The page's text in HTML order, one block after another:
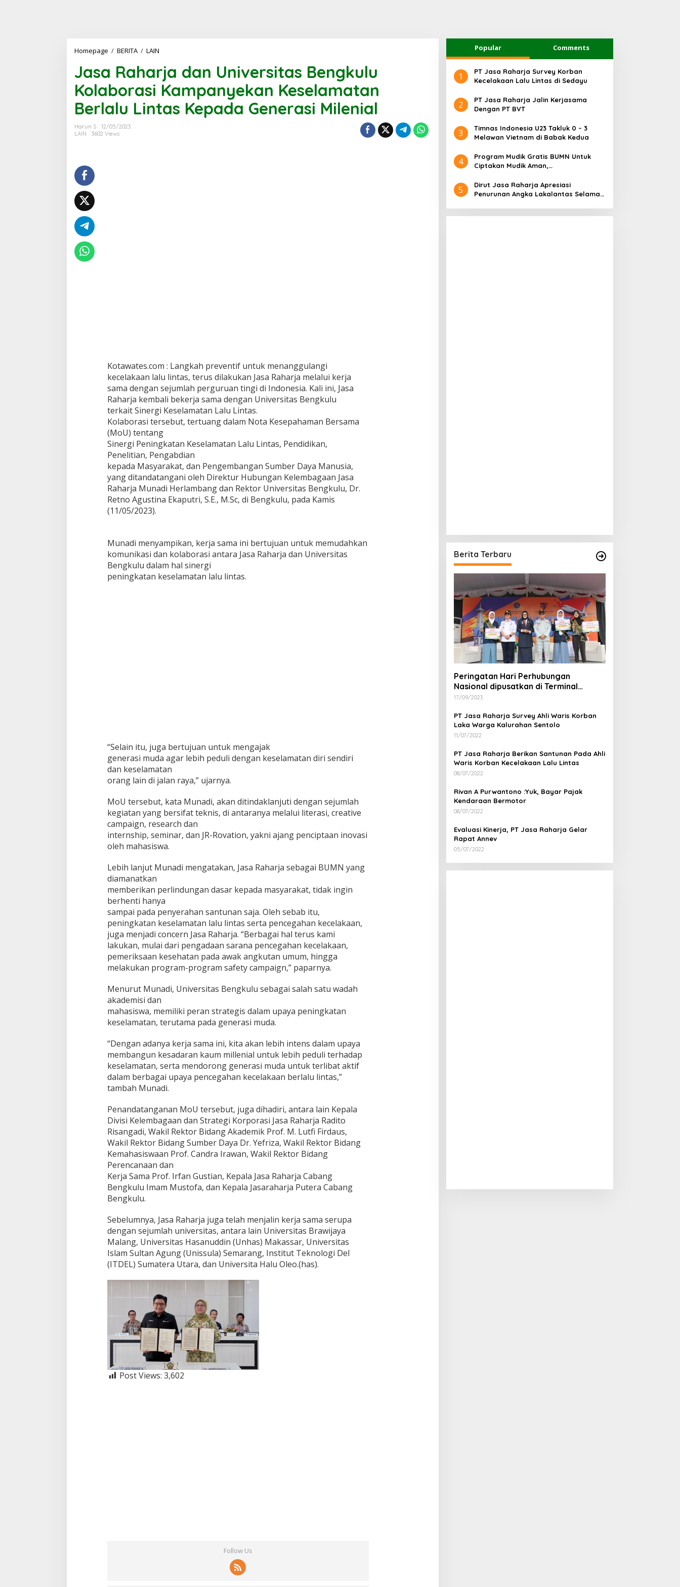
Homepage / BERITA / LAIN
dan
Universitas
Bengkulu
Kolaborasi
Kampanyekan
Keselamatan
Jasa Raharja dan Universitas Bengkulu
Kolaborasi Kampanyekan Keselamatan
Berlalu Lintas Kepada Generasi Milenial
Harun S
12/05/2023
LAIN
3602 Views
Kotawates.com : Langkah preventif untuk menanggulangi
kecelakaan lalu lintas, terus dilakukan Jasa Raharja melalui kerja
sama dengan sejumlah perguruan tingi di Indonesia. Kali ini, Jasa
Raharja kembali bekerja sama dengan Universitas Bengkulu
terkait Sinergi Keselamatan Lalu Lintas.
Kolaborasi tersebut, tertuang dalam Nota Kesepahaman Bersama
(MoU) tentang
Sinergi Peningkatan Keselamatan Lalu Lintas, Pendidikan,
Penelitian, Pengabdian
kepada Masyarakat, dan Pengembangan Sumber Daya Manusia,
yang ditandatangani oleh Direktur Hubungan Kelembagaan Jasa
Raharja Munadi Herlambang dan Rektor Universitas Bengkulu, Dr.
Retno Agustina Ekaputri, S.E., M.Sc, di Bengkulu, pada Kamis
(11/05/2023).
Munadi menyampikan, kerja sama ini bertujuan untuk memudahkan
komunikasi dan kolaborasi antara Jasa Raharja dan Universitas
Bengkulu dalam hal sinergi
peningkatan keselamatan lalu lintas.
“Selain itu, juga bertujuan untuk mengajak
generasi muda agar lebih peduli dengan keselamatan diri sendiri
dan keselamatan
orang lain di jalan raya,” ujarnya.
MoU tersebut, kata Munadi, akan ditindaklanjuti dengan sejumlah
kegiatan yang bersifat teknis, di antaranya melalui literasi, creative
campaign, research dan
internship, seminar, dan JR-Rovation, yakni ajang penciptaan inovasi
oleh mahasiswa.
Lebih lanjut Munadi mengatakan, Jasa Raharja sebagai BUMN yang
diamanatkan
memberikan perlindungan dasar kepada masyarakat, tidak ingin
berhenti hanya
sampai pada penyerahan santunan saja. Oleh sebab itu,
peningkatan keselamatan lalu lintas serta pencegahan kecelakaan,
juga menjadi concern Jasa Raharja. “Berbagai hal terus kami
lakukan, mulai dari pengadaan sarana pencegahan kecelakaan,
pemeriksaan kesehatan pada awak angkutan umum, hingga
melakukan program-program safety campaign,” paparnya.
Menurut Munadi, Universitas Bengkulu sebagai salah satu wadah
akademisi dan
mahasiswa, memiliki peran strategis dalam upaya peningkatan
keselamatan, terutama pada generasi muda.
“Dengan adanya kerja sama ini, kita akan lebih intens dalam upaya
membangun kesadaran kaum millenial untuk lebih peduli terhadap
keselamatan, serta mendorong generasi muda untuk terlibat aktif
dalam berbagai upaya pencegahan kecelakaan berlalu lintas,”
tambah Munadi.
Penandatanganan MoU tersebut, juga dihadiri, antara lain Kepala
Divisi Kelembagaan dan Strategi Korporasi Jasa Raharja Radito
Risangadi, Wakil Rektor Bidang Akademik Prof. M. Lutfi Firdaus,
Wakil Rektor Bidang Sumber Daya Dr. Yefriza, Wakil Rektor Bidang
Kemahasiswaan Prof. Candra Irawan, Wakil Rektor Bidang
Perencanaan dan
Kerja Sama Prof. Irfan Gustian, Kepala Jasa Raharja Cabang
Bengkulu Imam Mustofa, dan Kepala Jasaraharja Putera Cabang
Bengkulu.
Sebelumnya, Jasa Raharja juga telah menjalin kerja sama serupa
dengan sejumlah universitas, antara lain Universitas Brawijaya
Malang, Universitas Hasanuddin (Unhas) Makassar, Universitas
Islam Sultan Agung (Unissula) Semarang, Institut Teknologi Del
(ITDEL) Sumatera Utara, dan Universita Halu Oleo.(has).
Post Views: 3,602
Follow Us
Popular Comments
1
PT Jasa Raharja Survey Korban
Kecelakaan Lalu Lintas di Sedayu
2
PT Jasa Raharja Jalin Kerjasama
Dengan PT BVT
3
Timnas Indonesia U23 Takluk 0 – 3
Melawan Vietnam di Babak Kedua
4
Program Mudik Gratis BUMN Untuk
Ciptakan Mudik Aman,
5
Dirut Jasa Raharja Apresiasi
Penurunan Angka Lakalantas Selama
Berita Terbaru
Peringatan Hari Perhubungan
Nasional dipusatkan di Terminal
Wates Kulon Progo
17/09/2023
PT Jasa Raharja Survey Ahli Waris Korban
Laka Warga Kalurahan Sentolo
11/07/2022
PT Jasa Raharja Berikan Santunan Pada Ahli
Waris Korban Kecelakaan Lalu Lintas
08/07/2022
Rivan A Purwantono :Yuk, Bayar Pajak
Kendaraan Bermotor
08/07/2022
Evaluasi Kinerja, PT Jasa Raharja Gelar
Rapat Annev
05/07/2022